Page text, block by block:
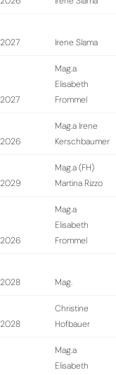
2027 Irene Slama
2027
Mag.a
Elisabeth
Frommel
2026
Mag.a Irene
Kerschbaumer
2029
Mag.a (FH)
Martina Rizzo
2026
Mag.a
Elisabeth
Frommel
2028 Mag.
2028
Christine
Hofbauer
Mag.a
Elisabeth